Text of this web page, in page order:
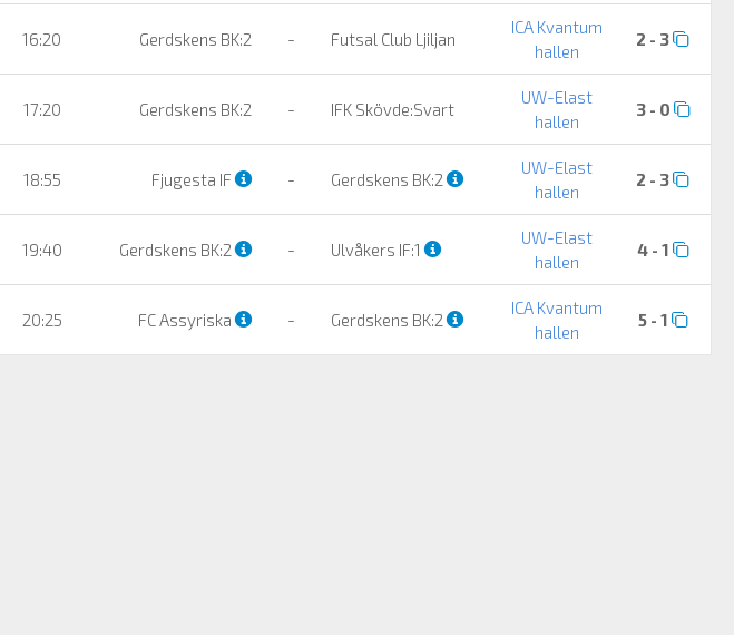
16:20 Gerdskens BK:2 - Futsal Club Ljiljan
ICA Kvantum
hallen
2 - 3
17:20 Gerdskens BK:2 - IFK Skövde:Svart
UW-Elast
hallen
3 - 0
18:55 Fjugesta IF - Gerdskens BK:2
UW-Elast
hallen
2 - 3
19:40 Gerdskens BK:2 - Ulvåkers IF:1
UW-Elast
hallen
4 - 1
20:25 FC Assyriska - Gerdskens BK:2
ICA Kvantum
hallen
5 - 1